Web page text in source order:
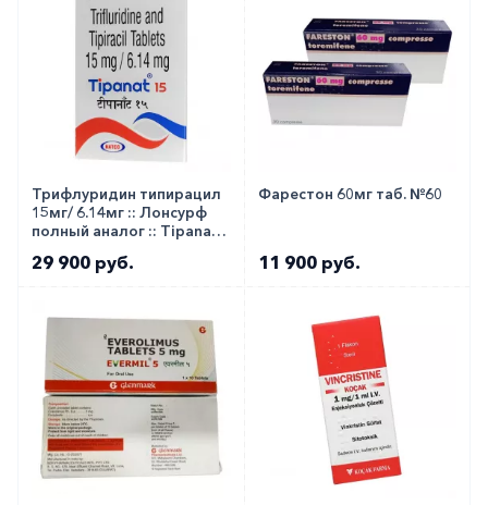
Трифлуридин типирацил
15мг/ 6.14мг :: Лонсурф
полный аналог :: Tipanat
29 900 руб.
Фарестон 60мг таб. №60
11 900 руб.